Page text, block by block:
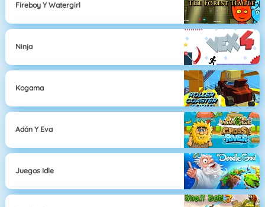
Fireboy Y Watergirl
Ninja
Kogama
Adán Y Eva
Juegos Idle